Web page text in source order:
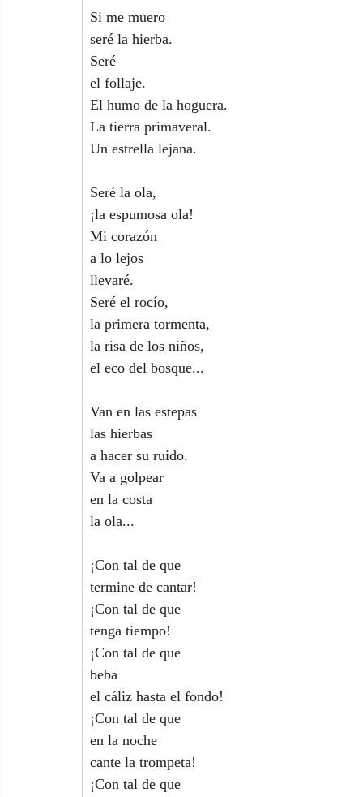
Si me muero
seré la hierba.
Seré
el follaje.
El humo de la hoguera.
La tierra primaveral.
Un estrella lejana.
Seré la ola,
¡la espumosa ola!
Mi corazón
a lo lejos
llevaré.
Seré el rocío,
la primera tormenta,
la risa de los niños,
el eco del bosque...
Van en las estepas
las hierbas
a hacer su ruido.
Va a golpear
en la costa
la ola...
¡Con tal de que
termine de cantar!
¡Con tal de que
tenga tiempo!
¡Con tal de que
beba
el cáliz hasta el fondo!
¡Con tal de que
en la noche
cante la trompeta!
¡Con tal de que